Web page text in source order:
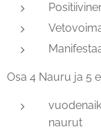
Osa 4 Nauru ja 5
naurut